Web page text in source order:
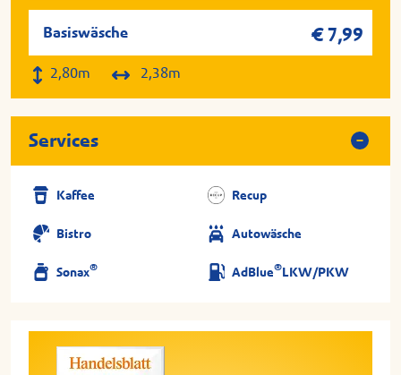
Basiswäsche € 7,99
2,80m 2,38m
Services
Kaffee Recup
Bistro Autowäsche
Sonax® AdBlue®LKW/PKW